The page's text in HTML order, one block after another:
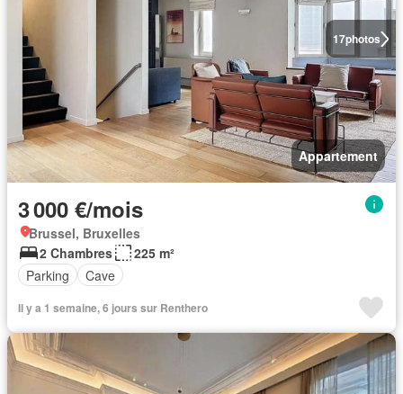
17photos
Appartement
3 000 €/mois
Brussel, Bruxelles
2 Chambres
225 m²
Parking
Cave
Il y a 1 semaine, 6 jours sur Renthero